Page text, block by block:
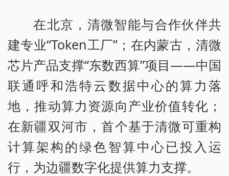
在北京，清微智能与合作伙伴共
建专业“Token工厂”；在内蒙古，清微
芯片产品支撑“东数西算”项目——中国
联通呼和浩特云数据中心的算力落
地，推动算力资源向产业价值转化；
在新疆双河市，首个基于清微可重构
计算架构的绿色智算中心已投入运
行，为边疆数字化提供算力支撑。